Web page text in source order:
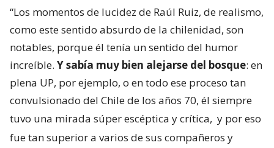
“Los momentos de lucidez de Raúl Ruiz, de realismo,
como este sentido absurdo de la chilenidad, son
notables, porque él tenía un sentido del humor
increíble. Y sabía muy bien alejarse del bosque: en
plena UP, por ejemplo, o en todo ese proceso tan
convulsionado del Chile de los años 70, él siempre
tuvo una mirada súper escéptica y crítica, y por eso
fue tan superior a varios de sus compañeros y